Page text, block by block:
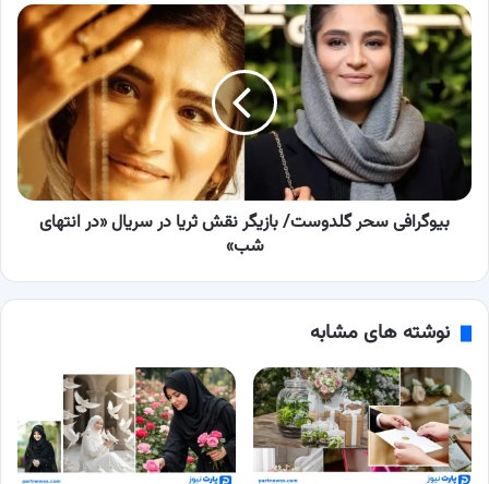
بیوگرافی
سحر
گلدوست/
بازیگر
نقش
ثریا
در
سریال
«در
انتهایبیوگرافی سحر گلدوست/ بازیگر نقش ثریا در سریال «در انتهای
شب»
نوشته های مشابه